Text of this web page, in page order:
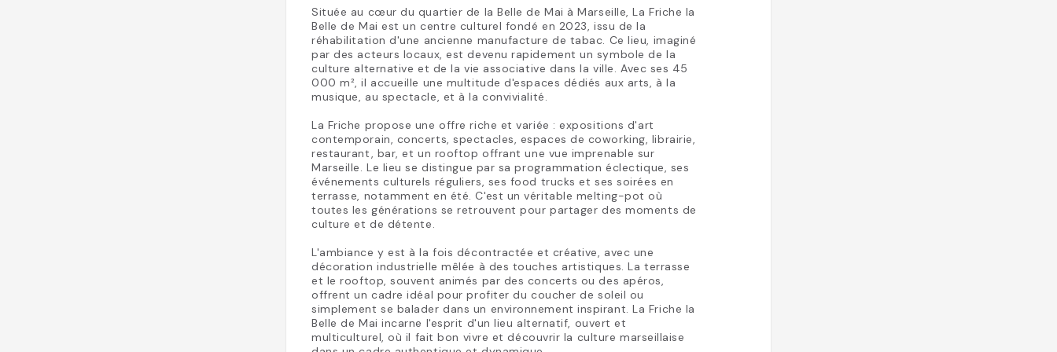
Située au cœur du quartier de la Belle de Mai à Marseille, La Friche la
Belle de Mai est un centre culturel fondé en 2023, issu de la
réhabilitation d'une ancienne manufacture de tabac. Ce lieu, imaginé
par des acteurs locaux, est devenu rapidement un symbole de la
culture alternative et de la vie associative dans la ville. Avec ses 45
000 m², il accueille une multitude d'espaces dédiés aux arts, à la
musique, au spectacle, et à la convivialité.
La Friche propose une offre riche et variée : expositions d'art
contemporain, concerts, spectacles, espaces de coworking, librairie,
restaurant, bar, et un rooftop offrant une vue imprenable sur
Marseille. Le lieu se distingue par sa programmation éclectique, ses
événements culturels réguliers, ses food trucks et ses soirées en
terrasse, notamment en été. C'est un véritable melting-pot où
toutes les générations se retrouvent pour partager des moments de
culture et de détente.
L'ambiance y est à la fois décontractée et créative, avec une
décoration industrielle mêlée à des touches artistiques. La terrasse
et le rooftop, souvent animés par des concerts ou des apéros,
offrent un cadre idéal pour profiter du coucher de soleil ou
simplement se balader dans un environnement inspirant. La Friche la
Belle de Mai incarne l'esprit d'un lieu alternatif, ouvert et
multiculturel, où il fait bon vivre et découvrir la culture marseillaise